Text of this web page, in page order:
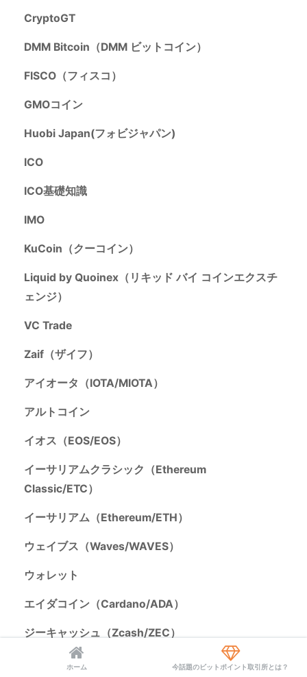
CryptoGT
DMM Bitcoin（DMM ビットコイン）
FISCO（フィスコ）
GMOコイン
Huobi Japan(フォビジャパン)
ICO
ICO基礎知識
IMO
KuCoin（クーコイン）
Liquid by Quoinex（リキッド バイ コインエクスチ
ェンジ）
VC Trade
Zaif（ザイフ）
アイオータ（IOTA/MIOTA）
アルトコイン
イオス（EOS/EOS）
イーサリアムクラシック（Ethereum
Classic/ETC）
イーサリアム（Ethereum/ETH）
ウェイブス（Waves/WAVES）
ウォレット
エイダコイン（Cardano/ADA）
ジーキャッシュ（Zcash/ZEC）
ステラ（Stellar/XLM）
ホーム 今話題のビットポイント取引所とは？